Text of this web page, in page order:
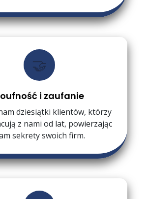
🤝
i zaufanie
dziesiątki klientów, którzy
z nami od lat, powierzając
sekrety swoich firm.